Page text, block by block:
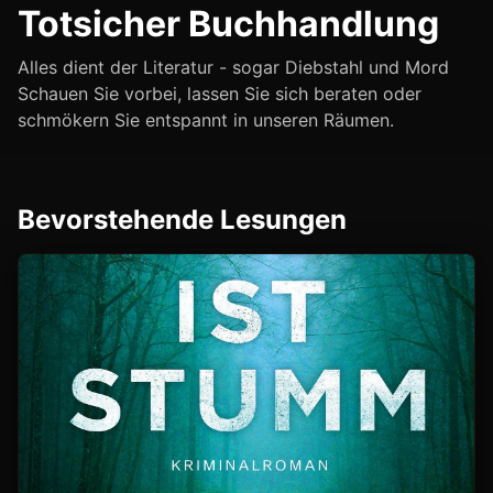
Totsicher Buchhandlung
Alles dient der Literatur - sogar Diebstahl und Mord
Schauen Sie vorbei, lassen Sie sich beraten oder
schmökern Sie entspannt in unseren Räumen.
Bevorstehende Lesungen